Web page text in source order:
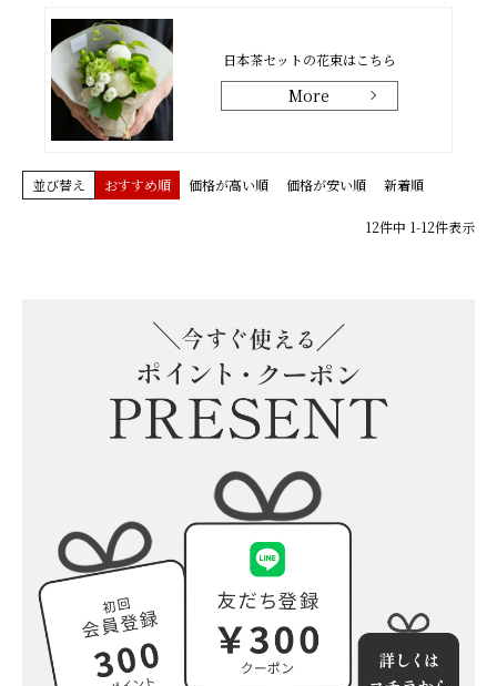
日本茶セットの花束はこちら
More
並び替え おすすめ順 価格が高い順 価格が安い順 新着順
12件中 1-12件表示